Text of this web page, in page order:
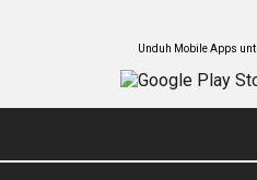
Unduh Mobile Apps